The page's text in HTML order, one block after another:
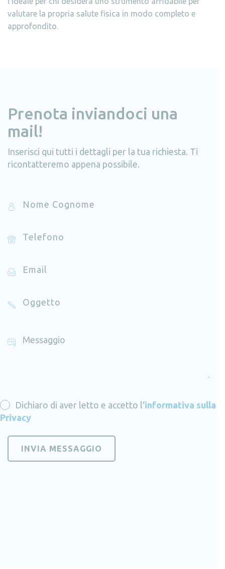
valutare la propria salute fisica in modo completo e
approfondito.
Prenota inviandoci una
mail!
Inserisci qui tutti i dettagli per la tua richiesta. Ti
ricontatteremo appena possibile.
Dichiaro di aver letto e accetto l’informativa sulla
Privacy